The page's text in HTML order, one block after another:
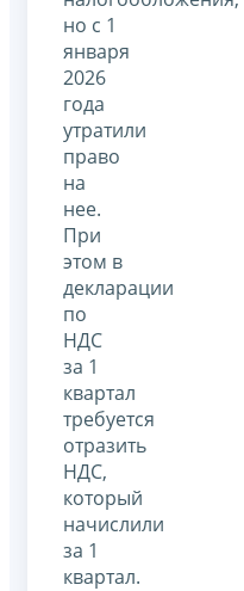
но с 1
января
2026
года
утратили
право
на
нее.
При
этом в
декларации
по
НДС
за 1
квартал
требуется
отразить
НДС,
который
начислили
за 1
квартал.